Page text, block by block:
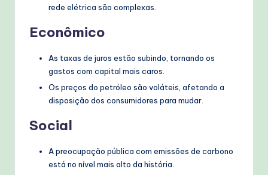
rede elétrica são complexas.
Econômico
As taxas de juros estão subindo, tornando os
gastos com capital mais caros.
Os preços do petróleo são voláteis, afetando a
disposição dos consumidores para mudar.
Social
A preocupação pública com emissões de carbono
está no nível mais alto da história.